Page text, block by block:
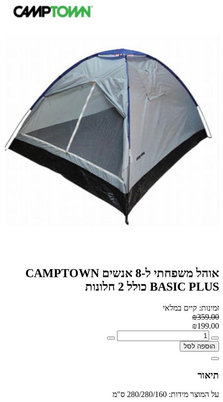
אוהל משפחתי ל-8 אנשים CAMPTOWN
BASIC PLUS כולל 2 חלונות
זמינות: קיים במלאי
₪359.00
₪199.00
הוספה לסל
תיאור
על המוצר מידות: 280/280/160 ס"מ